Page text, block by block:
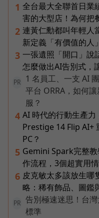
1 全台最大全聯首日業
害的大型店！為何把
2 連黃仁勳都叫年輕人
新定義「有價值的人
3 一張遺照「開口」說
怎麼做出AI告別式，
PR
1 名員工、一支 AI
平台 ORRA，如何
服？
4 AI 時代的行動生產
Prestige 14 Flip AI+
PC？
5 Gemini Spark完整
作流程，3個超實用
6 皮克敏太多該放生
略：稀有飾品、圖鑑
PR
告別極速迷思！台
標準